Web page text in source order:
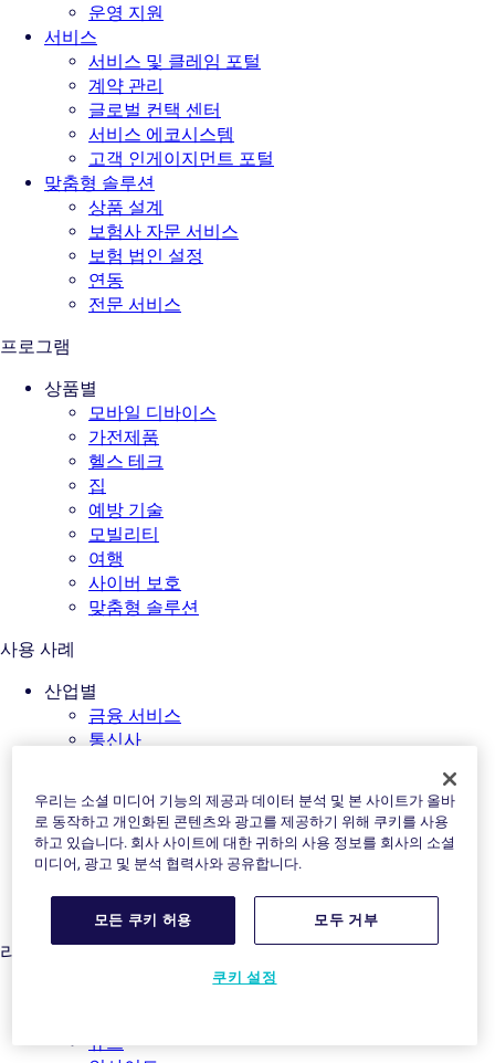
운영 지원
서비스
서비스 및 클레임 포털
계약 관리
글로벌 컨택 센터
서비스 에코시스템
고객 인게이지먼트 포털
맞춤형 솔루션
상품 설계
보험사 자문 서비스
보험 법인 설정
연동
전문 서비스
프로그램
상품별
모바일 디바이스
가전제품
헬스 테크
집
예방 기술
모빌리티
여행
사이버 보호
맞춤형 솔루션
사용 사례
산업별
금융 서비스
통신사
모빌리티 OEM
부동산
그 외 모든 산업
보험사
리소스
뉴스
우리는 소셜 미디어 기능의 제공과 데이터 분석 및 본 사이트가 올바
로 동작하고 개인화된 콘텐츠와 광고를 제공하기 위해 쿠키를 사용
하고 있습니다. 회사 사이트에 대한 귀하의 사용 정보를 회사의 소셜
미디어, 광고 및 분석 협력사와 공유합니다.
모든 쿠키 허용 모두 거부
쿠키 설정